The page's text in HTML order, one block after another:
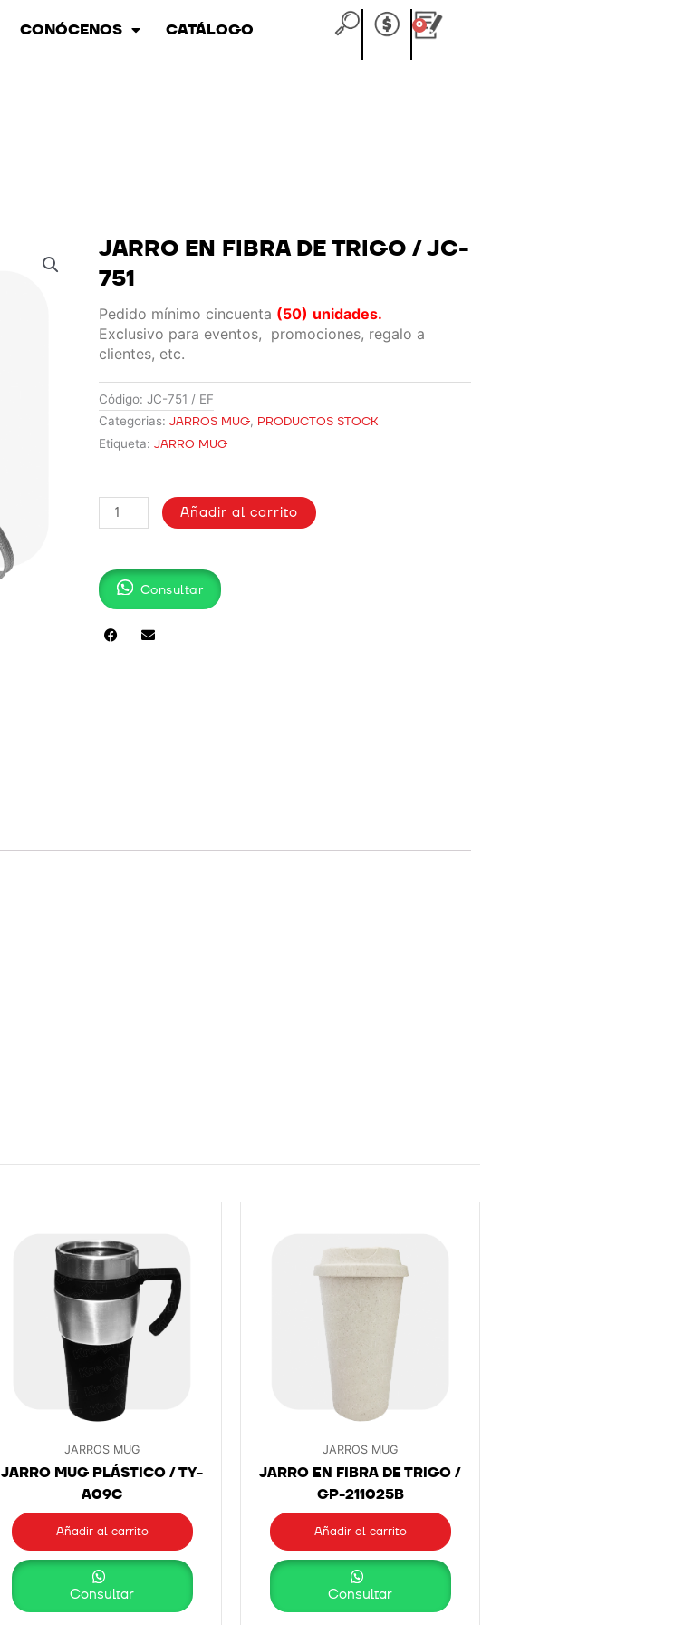
CONÓCENOS CATÁLOGO 0
Carrito
JARRO EN FIBRA DE TRIGO / JC-
751
Pedido mínimo cincuenta (50) unidades.
Exclusivo para eventos, promociones, regalo a
clientes, etc.
Código:JC-751 / EF
Categorias: JARROS MUG, PRODUCTOS STOCK
Etiqueta: JARRO MUG
JARRO
EN
TRIGO
/
751
Añadir al carrito
Consultar
JARROS MUG
JARRO MUG PLÁSTICO / TY-
A09C
Añadir al carrito
Consultar
JARROS MUG
JARRO EN FIBRA DE TRIGO /
GP-211025B
Añadir al carrito
Consultar